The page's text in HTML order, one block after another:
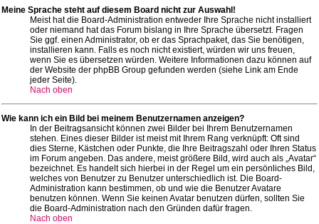
Meine Sprache steht auf diesem Board nicht zur Auswahl!
Meist hat die Board-Administration entweder Ihre Sprache nicht installiert
oder niemand hat das Forum bislang in Ihre Sprache übersetzt. Fragen
Sie ggf. einen Administrator, ob er das Sprachpaket, das Sie benötigen,
installieren kann. Falls es noch nicht existiert, würden wir uns freuen,
wenn Sie es übersetzen würden. Weitere Informationen dazu können auf
der Website der phpBB Group gefunden werden (siehe Link am Ende
jeder Seite).
Nach oben
Wie kann ich ein Bild bei meinem Benutzernamen anzeigen?
In der Beitragsansicht können zwei Bilder bei Ihrem Benutzernamen
stehen. Eines dieser Bilder ist meist mit Ihrem Rang verknüpft: Oft sind
dies Sterne, Kästchen oder Punkte, die Ihre Beitragszahl oder Ihren Status
im Forum angeben. Das andere, meist größere Bild, wird auch als „Avatar“
bezeichnet. Es handelt sich hierbei in der Regel um ein persönliches Bild,
welches von Benutzer zu Benutzer unterschiedlich ist. Die Board-
Administration kann bestimmen, ob und wie die Benutzer Avatare
benutzen können. Wenn Sie keinen Avatar benutzen dürfen, sollten Sie
die Board-Administration nach den Gründen dafür fragen.
Nach oben